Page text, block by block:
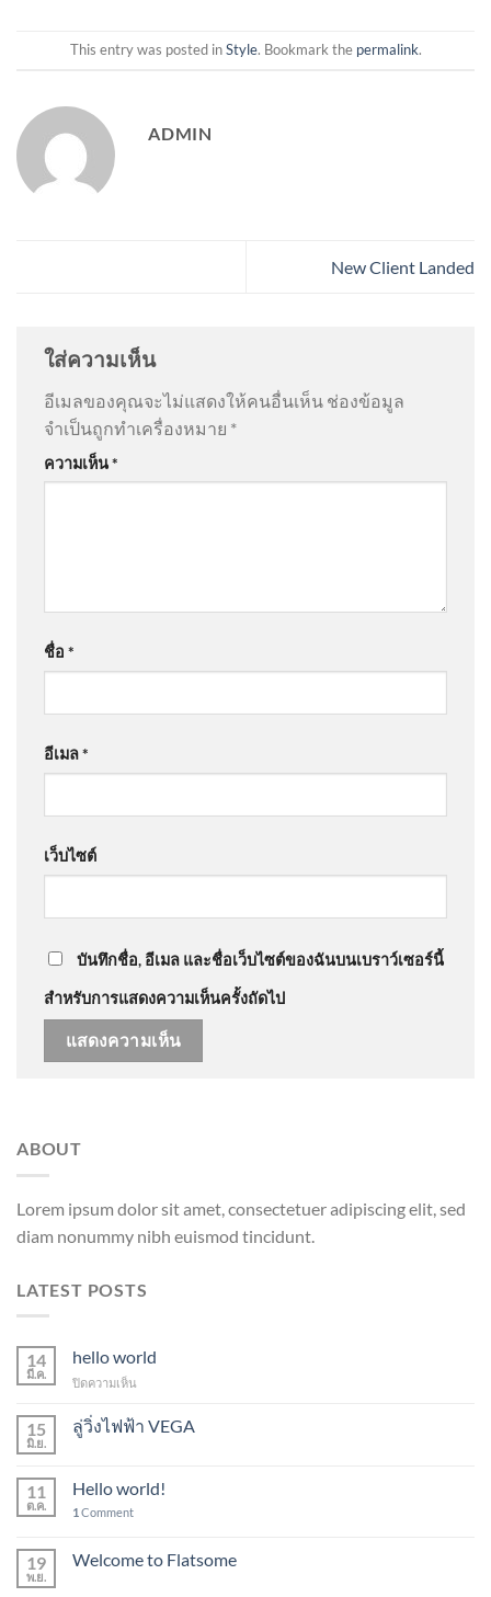
This entry was posted inStyle. Bookmark the permalink.
ADMIN
New Client Landed
ใส่ความเห็น
อีเมลของคุณจะไม่แสดงให้คนอื่นเห็น ช่องข้อมูล
จำเป็นถูกทำเครื่องหมาย *
ความเห็น*
ชื่อ *
อีเมล*
เว็บไซต์
บันทึกชื่อ, อีเมล และชื่อเว็บไซต์ของฉันบนเบราว์เซอร์นี้
สำหรับการแสดงความเห็นครั้งถัดไป
ABOUT
Lorem ipsum dolor sit amet, consectetuer adipiscing elit, sed
diam nonummy nibh euismod tincidunt.
LATEST POSTS
14
มี.ค.
hello world
ปิดความเห็น
world
15
มิ.ย.
ลู่วิ่งไฟฟ้า VEGA
11
ต.ค.
Hello world!
1 Comment
19
พ.ย.
Welcome to Flatsome